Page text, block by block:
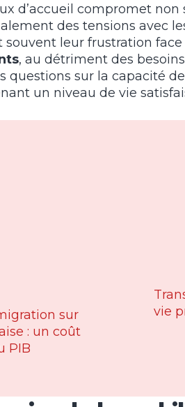
d’accueil compromet
des tensions avec
leur frustration
, au détriment des
questions sur la capacité
un niveau de vie
sur
: un coût
PIB
vie